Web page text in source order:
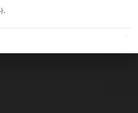
.
스케치북5
스케치북5